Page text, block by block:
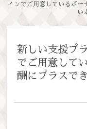
インでご用意しているボー
い
新しい支援プ
でご用意して
酬にプラスで